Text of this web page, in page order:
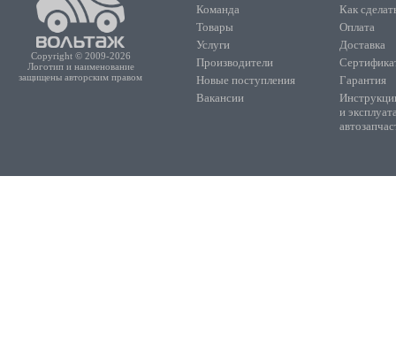
Copyright © 2009-2026
Логотип и наименование
защищены авторским правом
Команда
Товары
Услуги
Производители
Новые поступления
Вакансии
Как
Оплата
Доставка
Гарантия
и